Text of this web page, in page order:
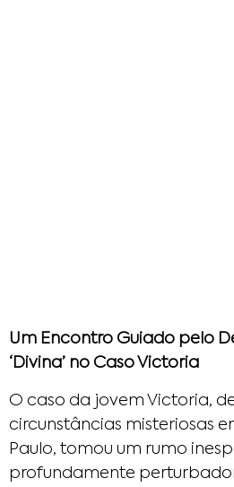
Um Encontro Guiado pelo
‘Divina’ no Caso Victoria
O caso da jovem Victoria,
circunstâncias misteriosas
Paulo, tomou um rumo
profundamente